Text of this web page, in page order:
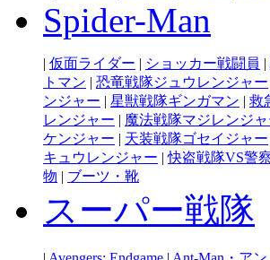
Spider-Man
| 仮面ライダー | ショッカー戦闘員 |
トマン | 恐竜戦隊ジュウレンジャー
ンジャー | 星獣戦隊ギンガマン | 救
レンジャー | 魔法戦隊マジレンジャ
ケンジャー | 天装戦隊ゴセイジャー
キュウレンジャー |快盗戦隊VS警
物 | ブーツ・靴
スーパー戦隊